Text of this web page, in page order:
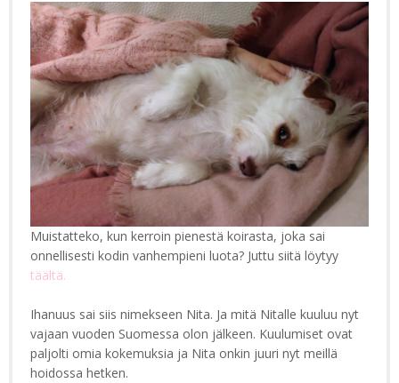
Muistatteko, kun kerroin pienestä koirasta, joka sai
onnellisesti kodin vanhempieni luota? Juttu siitä löytyy
täältä.
Ihanuus sai siis nimekseen Nita. Ja mitä Nitalle kuuluu nyt
vajaan vuoden Suomessa olon jälkeen. Kuulumiset ovat
paljolti omia kokemuksia ja Nita onkin juuri nyt meillä
hoidossa hetken.